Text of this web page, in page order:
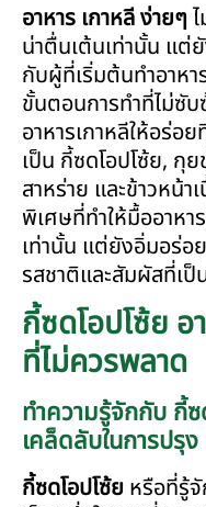
อาหาร เกาหลี ง่ายๆ
น่าตื่นเต้นเท่านั้น แต่
กับผู้ที่เริ่มต้นทำอาห
ขั้นตอนการทำที่ไม่ซั
อาหารเกาหลีให้อร่อ
เป็น กี้ซดโอปโซ้ย, กุย
สาหร่าย และข้าวหน้
พิเศษที่ทำให้มื้ออาห
เท่านั้น แต่ยังอิ่มอร่อ
รสชาติและสัมผัสที่เ
กี้ซดโอปโซ้ย อ
ที่ไม่ควรพลาด
ทำความรู้จักกับ กี้ซ
เคล็ดลับในการปรุง
กี้ซดโอปโซ้ย หรือที่รู้